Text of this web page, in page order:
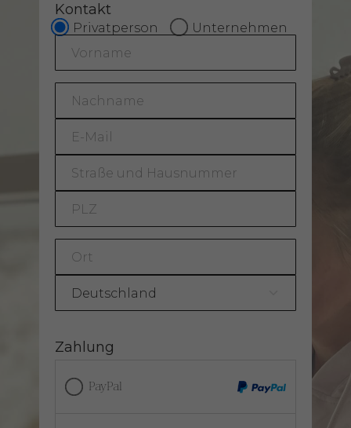
Kontakt
Privatperson Unternehmen
Zahlung
PayPal